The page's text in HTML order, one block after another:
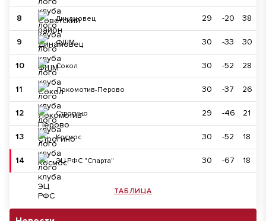
8 Динамовец 29 -20 38
9 ФШМ 30 -33 30
10 Сокол 30 -52 28
11 Локомотив-Перово 30 -37 26
12 Строгино 29 -46 21
13 Космос 30 -52 18
14 ЭЦ РФС "Спарта" 30 -67 18
ТАБЛИЦА